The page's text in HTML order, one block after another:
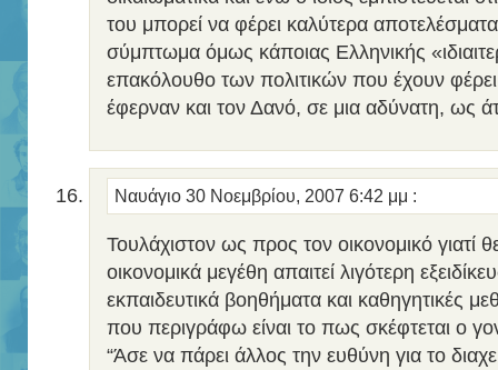
του μπορεί να φέρει καλύτερα
σύμπτωμα όμως κάποιας Ελληνικής
επακόλουθο των πολιτικών που έχουν
έφερναν και τον Δανό, σε μια αδύνατη, ως
Ναυάγιο 30 Νοεμβρίου, 2007 6:42 μμ :
Τουλάχιστον ως προς τον οικονομικό γιατί
οικονομικά μεγέθη απαιτεί λιγότερη
εκπαιδευτικά βοηθήματα και καθηγητικές
που περιγράφω είναι το πως σκέφτεται ο
“Άσε να πάρει άλλος την ευθύνη για το